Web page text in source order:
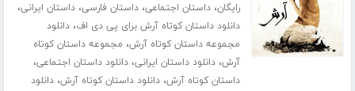
رایگان،داستان اجتماعی،داستان فارسی،داستان ایرانی،
دانلود داستان کوتاه آرش برای پی دی اف،دانلود
مجموعه داستان کوتاه آرش، مجموعه داستان کوتاه
آرش،دانلود داستان ایرانی،دانلود داستان اجتماعی،
داستان کوتاه آرش،دانلود داستان کوتاه آرش،دانلود